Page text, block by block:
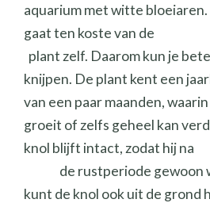
aquarium met witte
gaat ten
plant zelf. Daarom kun je
knijpen. De plant kent een
van een paar maanden,
groeit of zelfs geheel kan
knol blijft intact,
de rustperiode gewoon
kunt de knol ook uit de grond